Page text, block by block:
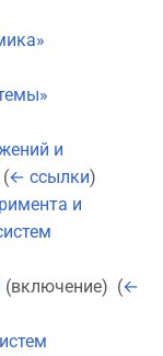
и
(← ссылки)
и
(включение) ‎ (←